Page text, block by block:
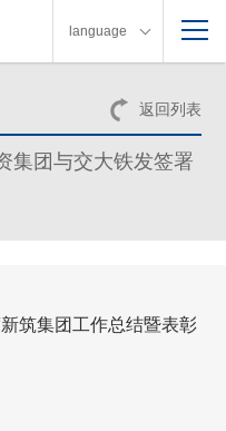
language
返回列表
集团与交大铁发签署
筑集团工作总结暨表彰